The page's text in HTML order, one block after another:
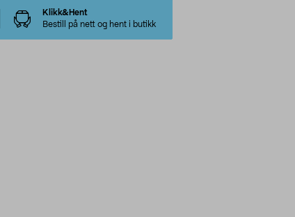
Klikk&Hent
Bestill på nett og hent i butikk